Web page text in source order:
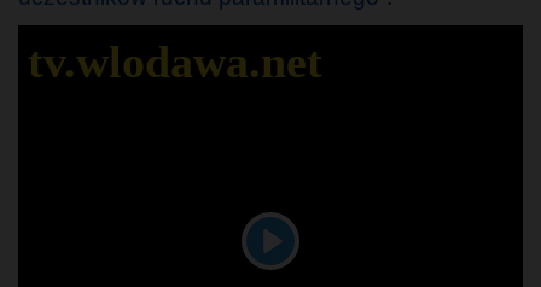
tv.wlodawa.net
Play